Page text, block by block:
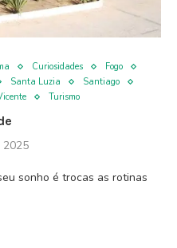
Curiosidades
Fogo
Santa Luzia
Santiago
Turismo
2025
sonho é trocas as rotinas